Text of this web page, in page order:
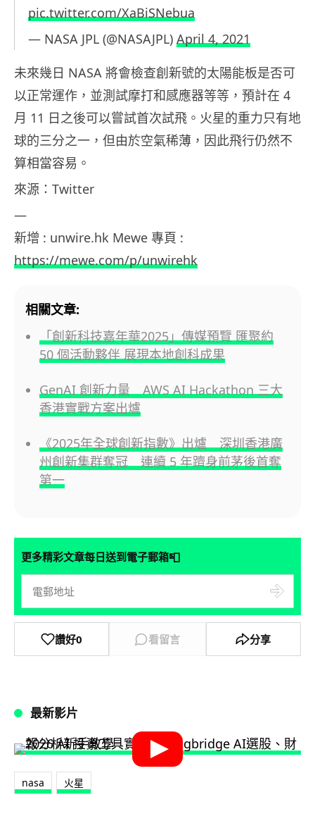
pic.twitter.com/XaBiSNebua
— NASA JPL (@NASAJPL) April 4, 2021
未來幾日 NASA 將會檢查創新號的太陽能板是否可
以正常運作，並測試摩打和感應器等等，預計在 4
月 11 日之後可以嘗試首次試飛。火星的重力只有地
球的三分之一，但由於空氣稀薄，因此飛行仍然不
算相當容易。
來源：Twitter
—
新增 : unwire.hk Mewe 專頁 :
https://mewe.com/p/unwirehk
相關文章:
「創新科技嘉年華2025」傳媒預覽 匯聚約
50 個活動夥伴 展現本地創科成果
GenAI 創新力量 AWS AI Hackathon 三大
香港實戰方案出爐
《2025年全球創新指數》出爐 深圳香港廣
州創新集群奪冠 連續 5 年躋身前茅後首奪
第一
更多精彩文章每日送到電子郵箱📮
讚好0 看留言 分享
最新影片
nasa 火星